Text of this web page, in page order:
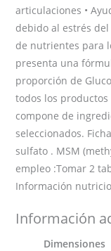
articulaciones •
debido al estrés
de nutrientes para
presenta una
proporción de
todos los productos
compone de
seleccionados.
sulfato . MSM
empleo :Tomar 2
Información
Información
Dimensiones